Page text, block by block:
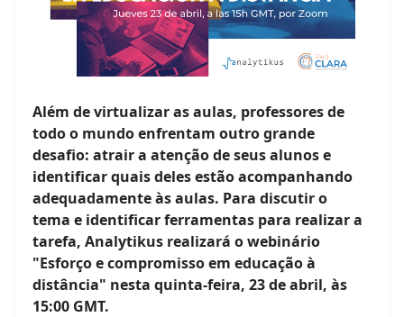
Além de virtualizar as aulas, professores de
todo o mundo enfrentam outro grande
desafio: atrair a atenção de seus alunos e
identificar quais deles estão acompanhando
adequadamente às aulas. Para discutir o
tema e identificar ferramentas para realizar a
tarefa, Analytikus realizará o webinário
"Esforço e compromisso em educação à
distância" nesta quinta-feira, 23 de abril, às
15:00 GMT.